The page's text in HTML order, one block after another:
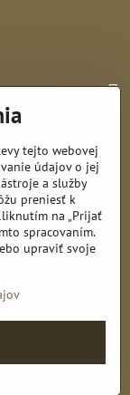
údajov
tejto webovej
údajov o jej
a služby
preniesť k
na „Prijať
spracovaním.
upraviť svoje